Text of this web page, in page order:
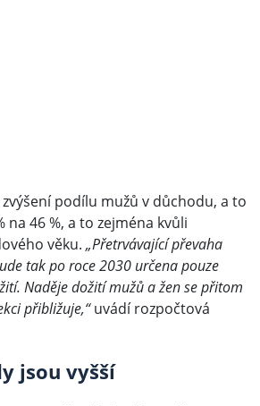
podílu mužů v důchodu, a to
na 46 %, a to zejména kvůli
věku. „Přetrvávající převaha
tak po roce 2030 určena pouze
Naděje dožití mužů a žen se přitom
přibližuje,“uvádí rozpočtová
jsou vyšší